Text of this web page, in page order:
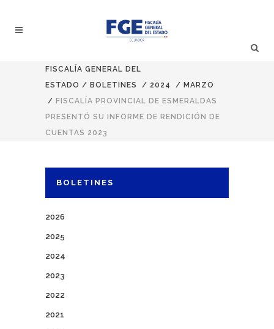
FISCALÍA GENERAL DEL
ESTADO / BOLETINES / 2024 / MARZO
/ FISCALÍA PROVINCIAL DE ESMERALDAS
PRESENTÓ SU INFORME DE RENDICIÓN DE
CUENTAS 2023
BOLETINES
2026
2025
2024
2023
2022
2021